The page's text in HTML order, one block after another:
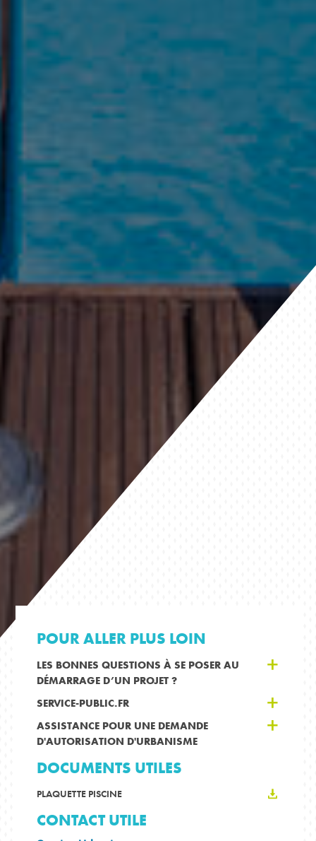
POUR ALLER PLUS LOIN
LES BONNES QUESTIONS À SE POSER AU
DÉMARRAGE D’UN PROJET ?
SERVICE-PUBLIC.FR
ASSISTANCE POUR UNE DEMANDE
D'AUTORISATION D'URBANISME
DOCUMENTS UTILES
PLAQUETTE PISCINE
CONTACT UTILE